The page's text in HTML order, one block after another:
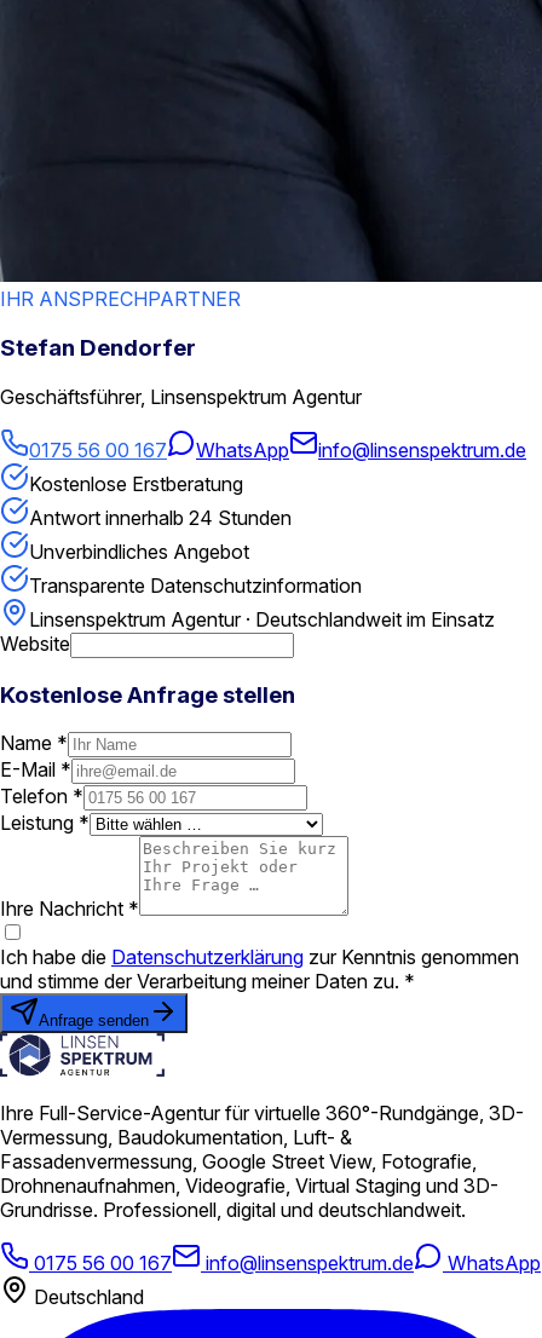
IHR ANSPRECHPARTNER
Stefan Dendorfer
Geschäftsführer, Linsenspektrum Agentur
0175 56 00 167 WhatsApp
info@linsenspektrum.de
Kostenlose Erstberatung
Antwort innerhalb 24 Stunden
Unverbindliches Angebot
Transparente Datenschutzinformation
Linsenspektrum Agentur · Deutschlandweit im Einsatz
Website
Kostenlose Anfrage stellen
Name *
E-Mail *
Telefon *
Leistung *
Ihre Nachricht *
Ich habe die Datenschutzerklärung zur Kenntnis genommen
und stimme der Verarbeitung meiner Daten zu. *
Anfrage senden
Ihre Full-Service-Agentur für virtuelle 360°-Rundgänge, 3D-
Vermessung, Baudokumentation, Luft- &
Fassadenvermessung, Google Street View, Fotografie,
Drohnenaufnahmen, Videografie, Virtual Staging und 3D-
Grundrisse. Professionell, digital und deutschlandweit.
0175 56 00 167 info@linsenspektrum.de
WhatsApp
Deutschland